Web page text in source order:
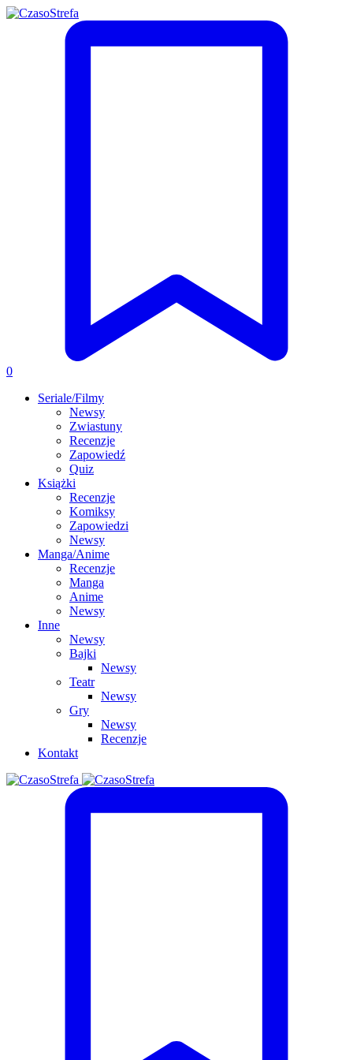
0
Seriale/Filmy
Newsy
Zwiastuny
Recenzje
Zapowiedź
Quiz
Książki
Recenzje
Komiksy
Zapowiedzi
Newsy
Manga/Anime
Recenzje
Manga
Anime
Newsy
Inne
Newsy
Bajki
Newsy
Teatr
Newsy
Gry
Newsy
Recenzje
Kontakt